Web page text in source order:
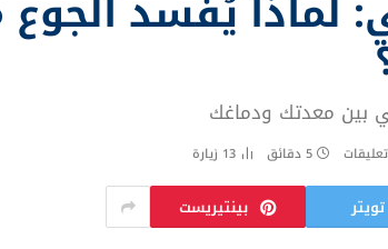
بين معدتك ودماغك
5 دقائق 13 زيارة
تويتر بينتيريست